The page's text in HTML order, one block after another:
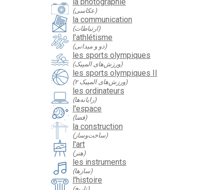
(عکاسی)
la communication
(ارتباطات)
l'athlétisme
(دو و میدانی)
les sports olympiques
(ورزش‌های المپیک)
les sports olympiques II
(ورزش‌های المپیک ۲)
les ordinateurs
(رایانه‌ها)
l'espace
(فضا)
la construction
(ساخت‌وساز)
l'art
(هنر)
les instruments
(سازها)
l'histoire